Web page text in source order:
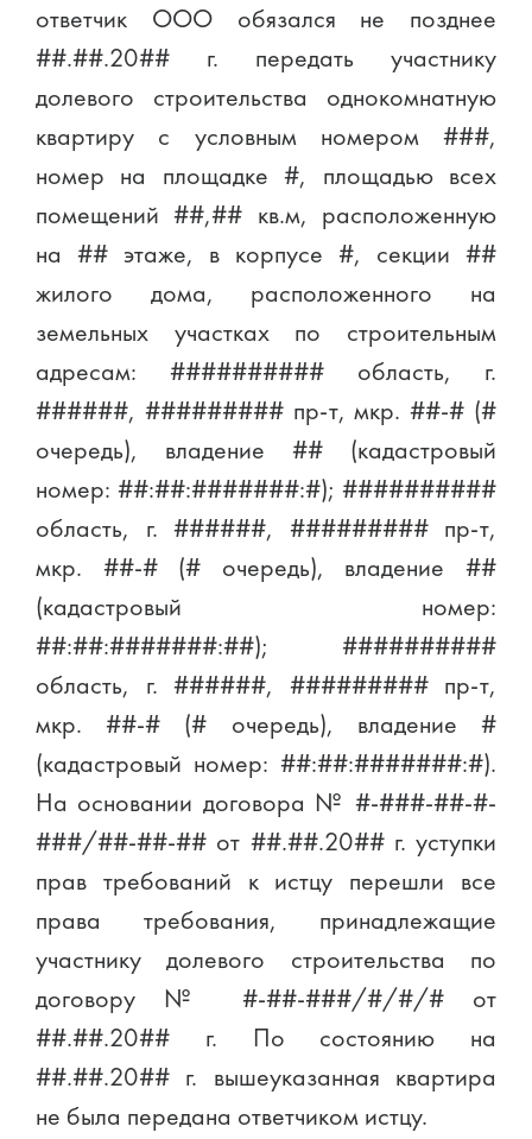
ответчик ООО обязался не позднее
##.##.20## г. передать участнику
долевого строительства однокомнатную
квартиру с условным номером ###,
номер на площадке #, площадью всех
помещений ##,## кв.м, расположенную
на ## этаже, в корпусе #, секции ##
жилого дома, расположенного на
земельных участках по строительным
адресам: ########## область, г.
######, ######### пр-т, мкр. ##-# (#
очередь), владение ## (кадастровый
номер: ##:##:#######:#); ##########
область, г. ######, ######### пр-т,
мкр. ##-# (# очередь), владение ##
(кадастровый номер:
##:##:#######:##); ##########
область, г. ######, ######### пр-т,
мкр. ##-# (# очередь), владение #
(кадастровый номер: ##:##:#######:#).
На основании договора № #-###-##-#-
###/##-##-## от ##.##.20## г. уступки
прав требований к истцу перешли все
права требования, принадлежащие
участнику долевого строительства по
договору № #-##-###/#/#/# от
##.##.20## г. По состоянию на
##.##.20## г. вышеуказанная квартира
не была передана ответчиком истцу.